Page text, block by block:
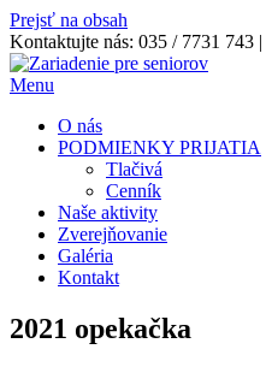
Prejsť na obsah
Kontaktujte nás: 035 / 7731 743 |
Menu
O nás
PODMIENKY PRIJATIA
Tlačivá
Cenník
Naše aktivity
Zverejňovanie
Galéria
Kontakt
2021 opekačka